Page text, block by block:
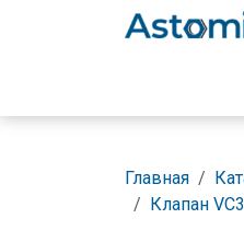
Главная
Клапан